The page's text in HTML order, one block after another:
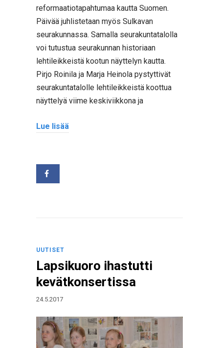
reformaatiotapahtumaa kautta Suomen.
Päivää juhlistetaan myös Sulkavan
seurakunnassa. Samalla seurakuntatalolla
voi tutustua seurakunnan historiaan
lehtileikkeistä kootun näyttelyn kautta.
Pirjo Roinila ja Marja Heinola pystyttivät
seurakuntatalolle lehtileikkeistä koottua
näyttelyä viime keskiviikkona ja
Lue lisää
UUTISET
Lapsikuoro ihastutti
kevätkonsertissa
24.5.2017